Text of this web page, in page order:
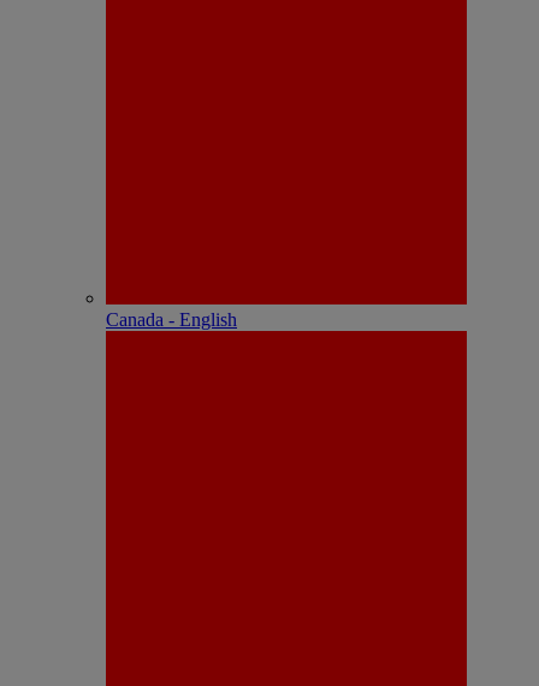
Canada - English